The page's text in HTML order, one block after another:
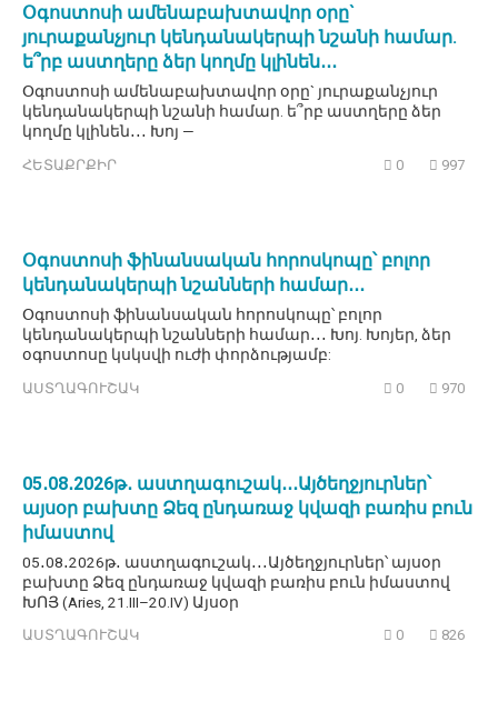
Օգոստոսի ամենաբախտավոր օրը`
յուրաքանչյուր կենդանակերպի նշանի համար.
ե՞րբ աստղերը ձեր կողմը կլինեն․․․
Օգոստոսի ամենաբախտավոր օրը` յուրաքանչյուր
կենդանակերպի նշանի համար. ե՞րբ աստղերը ձեր
կողմը կլինեն․․․ Խոյ —
ՀԵՏԱՔՐՔԻՐ 0 997
Օգոստոսի ֆինանսական հորոսկոպը՝ բոլոր
կենդանակերպի նշանների համար․․․
Օգոստոսի ֆինանսական հորոսկոպը՝ բոլոր
կենդանակերպի նշանների համար․․․ Խոյ. Խոյեր, ձեր
օգոստոսը կսկսվի ուժի փորձությամբ:
ԱՍՏՂԱԳՈՒՇԱԿ 0 970
05․08․2026թ․ աստղագուշակ․․․Այծեղջյուրներ՝
այսօր բախտը Ձեզ ընդառաջ կվազի բառիս բուն
իմաստով
05․08․2026թ․ աստղագուշակ․․․Այծեղջյուրներ՝ այսօր
բախտը Ձեզ ընդառաջ կվազի բառիս բուն իմաստով
ԽՈՅ (Aries, 21.III–20.IV) Այսօր
ԱՍՏՂԱԳՈՒՇԱԿ 0 826